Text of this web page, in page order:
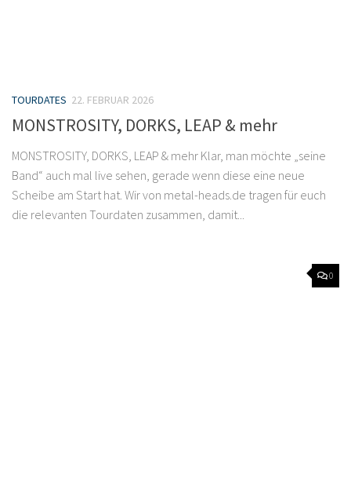
TOURDATES 22. FEBRUAR 2026
MONSTROSITY, DORKS, LEAP & mehr
MONSTROSITY, DORKS, LEAP & mehr Klar, man möchte „seine
Band“ auch mal live sehen, gerade wenn diese eine neue
Scheibe am Start hat. Wir von metal-heads.de tragen für euch
die relevanten Tourdaten zusammen, damit...
0